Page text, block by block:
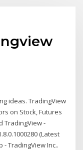
ideas. TradingView
on Stock, Futures
TradingView -
(Latest
TradingView Inc..